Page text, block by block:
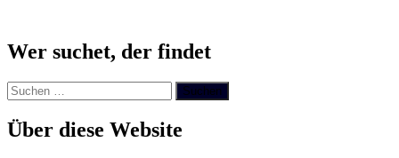
Wer suchet, der findet
Suchen
nach:
Über diese Website